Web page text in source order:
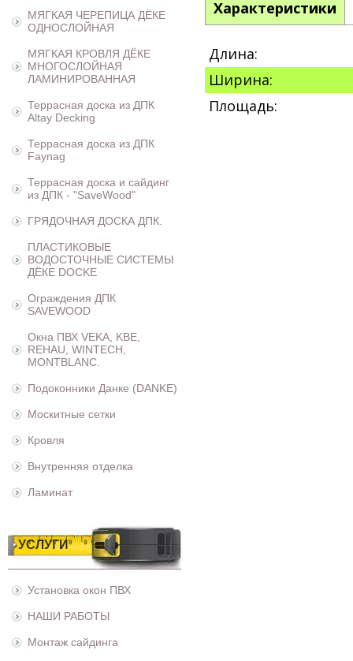
МЯГКАЯ ЧЕРЕПИЦА ДЁКЕ
ОДНОСЛОЙНАЯ
МЯГКАЯ КРОВЛЯ ДЁКЕ
МНОГОСЛОЙНАЯ
ЛАМИНИРОВАННАЯ
Террасная доска из ДПК
Altay Decking
Террасная доска из ДПК
Faynag
Террасная доска и сайдинг
из ДПК - "SaveWood"
ГРЯДОЧНАЯ ДОСКА ДПК.
ПЛАСТИКОВЫЕ
ВОДОСТОЧНЫЕ СИСТЕМЫ
ДЁКЕ DOCKE
Ограждения ДПК
SAVEWOOD
Окна ПВХ VEKA, KBE,
REHAU, WINTECH,
MONTBLANC.
Подоконники Данке (DANKE)
Москитные сетки
Кровля
Внутренняя отделка
Ламинат
УСЛУГИ
Установка окон ПВХ
НАШИ РАБОТЫ
Монтаж сайдинга
Характеристики
Длина:
Ширина:
Площадь: